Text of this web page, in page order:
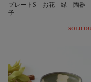
プレートS お花 緑 陶器
子
SOLD